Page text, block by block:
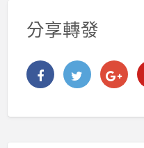
分享轉發